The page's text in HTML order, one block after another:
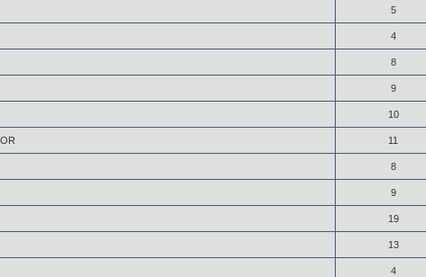
5
4
8
9
10
11
8
9
19
13
4